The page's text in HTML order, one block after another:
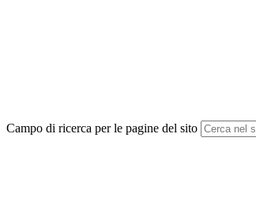
Campo di ricerca per le pagine del sito